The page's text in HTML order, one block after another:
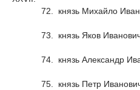
72. князь Михайло
73. князь Яков
74. князь Александр
75. князь Петр